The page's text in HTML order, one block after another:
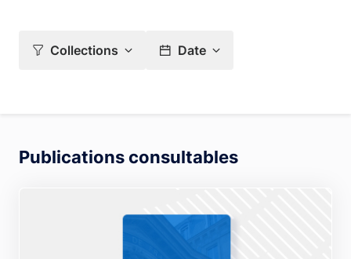
Collections Date
Publications consultables